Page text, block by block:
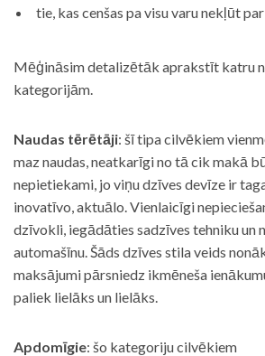
tie, kas cenšas pa visu varu nekļūt
Mēģināsim detalizētāk aprakstīt katru
kategorijām.
Naudas tērētāji: šī tipa cilvēkiem
maz naudas, neatkarīgi no tā cik makā
nepietiekami, jo viņu dzīves devīze ir
inovatīvo, aktuālo. Vienlaicīgi
dzīvokli, iegādāties sadzīves tehniku un
automašīnu. Šāds dzīves stila veids
maksājumi pārsniedz ikmēneša
paliek lielāks un lielāks.
Apdomīgie: šo kategoriju cilvēkiem